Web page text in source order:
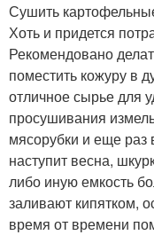
Сушить
Хоть и придется
Рекомендовано
поместить кожуру в
отличное сырье для
просушивания
мясорубки и еще
наступит весна,
либо иную емкость
заливают кипятком,
время от времени